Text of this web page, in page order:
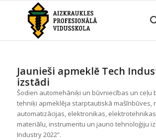
Jaunieši apmeklē Tech
izstādi
Šodien automehāniķi un būvniecības un ceļu
tehniķi apmeklēja starptautiskā mašīnbūves,
automatizācijas, elektronikas,
materiālu, instrumentu un jauno tehnoloģiju
Industry 2022”.